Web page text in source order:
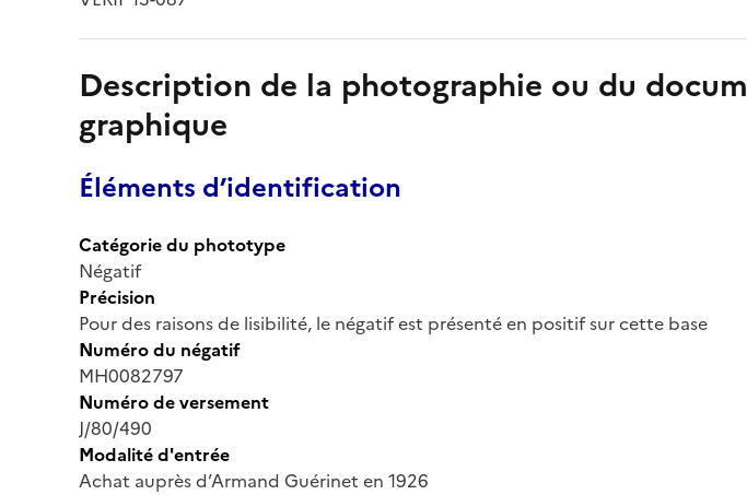
Description de la photographie ou du
graphique
Éléments d’identification
Catégorie du phototype
Négatif
Précision
Pour des raisons de lisibilité, le négatif est présenté en positif sur cette base
Numéro du négatif
MH0082797
Numéro de versement
J/80/490
Modalité d'entrée
Achat auprès d’Armand Guérinet en 1926